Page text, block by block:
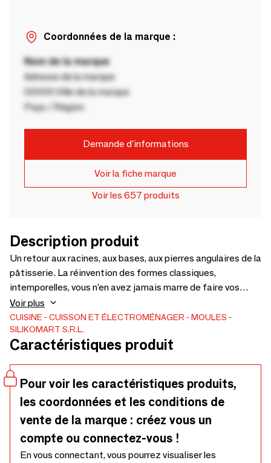
Coordonnées de la marque :
Nom de la marque
Adresse de la marque
00000 Ville de la marque
Pays / Région
Demande d'informations
Voir la fiche marque
Voir les 657 produits
Description produit
Un retour aux racines, aux bases, aux pierres angulaires de la
pâtisserie. La réinvention des formes classiques,
intemporelles, vous n’en avez jamais marre de faire vos
créations. Cette gamme de moules Silikomart a été conçue
pour recréer l’atmosphère de la pâtisserie traditionnelle
revisitée en version moderne. Redécouvrez le plaisir de
créer grâce aux moules en silicone Silikomart qui
tout en assurant un résultat parfait dès première fois.
Voir plus
CUISINE CUISSON ET ÉLECTROMÉNAGER
MOULES
SILIKOMART S.R.L.
Caractéristiques produit
Pour voir les caractéristiques produits,
les coordonnées et les conditions de
vente de la marque : créez vous un
compte ou connectez-vous !
En vous connectant, vous pourrez visualiser les